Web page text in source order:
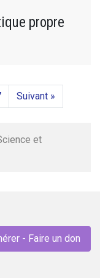
propre
Suivant »
et
- Faire un don